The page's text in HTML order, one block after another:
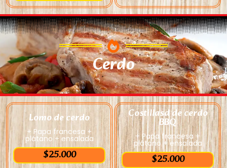
Cerdo
Lomo de cerdo
+ Papa francesa +
plátano + ensalada
$25.000
Costillasd de cerdo
BBQ
+ Papa francesa +
plátano + ensalada
$25.000